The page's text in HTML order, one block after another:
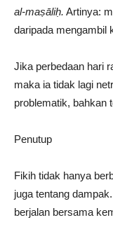
al-maṣāliḥ. Artinya:
daripada mengambil
Jika perbedaan hari
maka ia tidak lagi
problematik, bahkan
Penutup
Fikih tidak hanya
juga tentang
berjalan bersama